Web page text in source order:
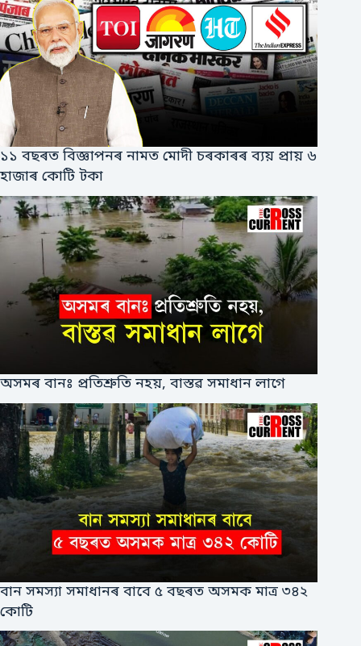
১১ বছৰত বিজ্ঞাপনৰ নামত মোদী চৰকাৰৰ ব্যয় প্ৰায় ৬
হাজাৰ কোটি টকা
অসমৰ বানঃ প্ৰতিশ্ৰুতি নহয়, বাস্তৱ সমাধান লাগে
বান সমস্যা সমাধানৰ বাবে ৫ বছৰত অসমক মাত্ৰ ৩৪২
কোটি